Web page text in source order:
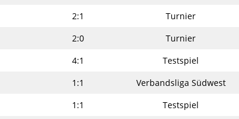
2:1 Turnier
2:0 Turnier
4:1 Testspiel
1:1 Verbandsliga Südwest
1:1 Testspiel